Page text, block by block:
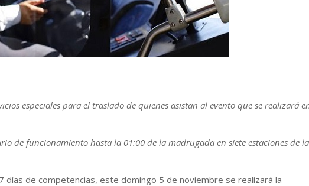
especiales para el traslado de quienes asistan al evento que se realizará
de funcionamiento hasta la 01:00 de la madrugada en siete estaciones de la
de competencias, este domingo 5 de noviembre se realizará la